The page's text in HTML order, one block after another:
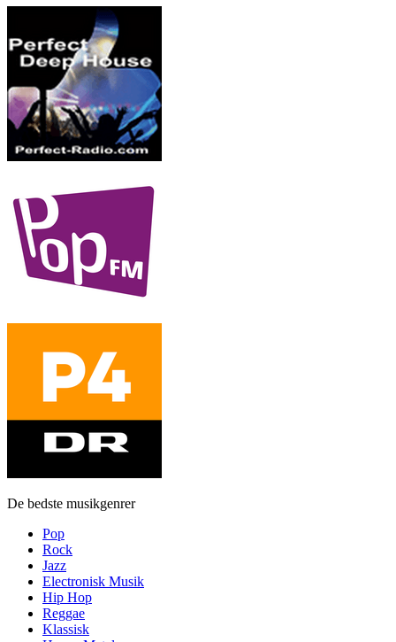
De bedste musikgenrer
Pop
Rock
Jazz
Electronisk Musik
Hip Hop
Reggae
Klassisk